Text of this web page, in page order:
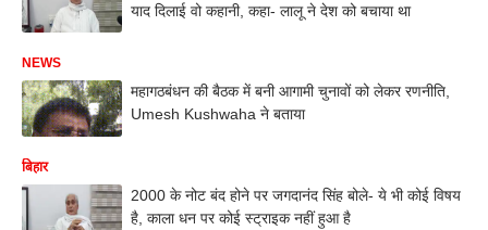
याद दिलाई वो कहानी, कहा- लालू ने देश को बचाया था
NEWS
महागठबंधन की बैठक में बनी आगामी चुनावों को लेकर रणनीति,
Umesh Kushwaha ने बताया
बिहार
2000 के नोट बंद होने पर जगदानंद सिंह बोले- ये भी कोई विषय
है, काला धन पर कोई स्ट्राइक नहीं हुआ है